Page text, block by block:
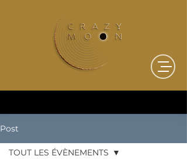
Post
TOUT LES ÉVÈNEMENTS